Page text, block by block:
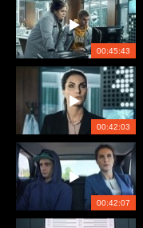
00:45:43
00:42:03
00:42:07